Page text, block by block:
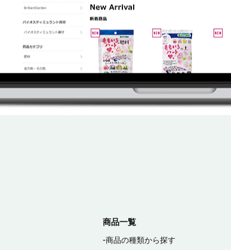
商品一覧
商品の種類から探す